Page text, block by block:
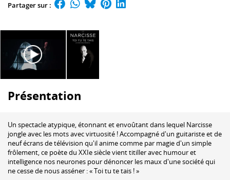
Partager sur :
Présentation
Un spectacle atypique, étonnant et envoûtant dans lequel Narcisse
jongle avec les mots avec virtuosité ! Accompagné d'un guitariste et de
neuf écrans de télévision qu'il anime comme par magie d'un simple
frôlement, ce poète du XXIe siècle vient titiller avec humour et
intelligence nos neurones pour dénoncer les maux d'une société qui
ne cesse de nous asséner : « Toi tu te tais ! »